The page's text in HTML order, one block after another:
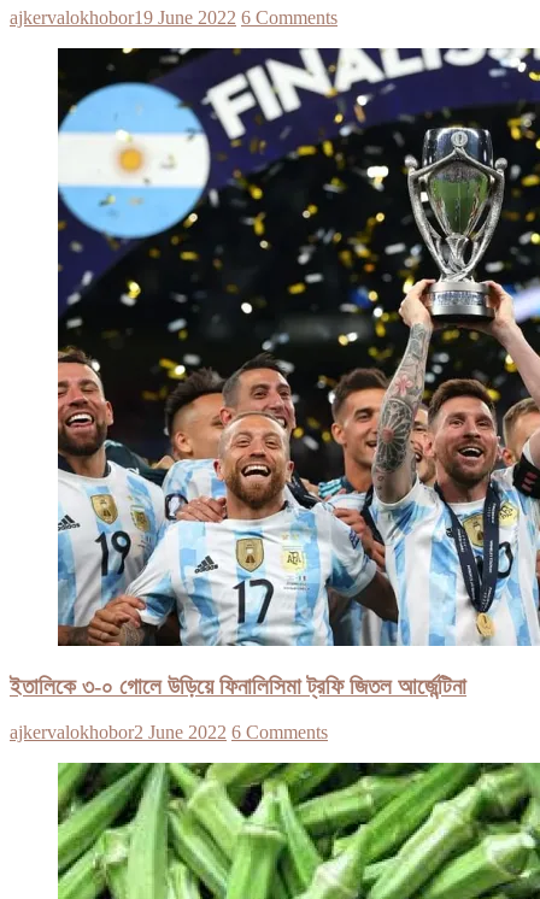
ajkervalokhobor19 June 2022 6 Comments
ইতালিকে ৩-০ গোলে উড়িয়ে ফিনালিসিমা ট্রফি জিতল আর্জেন্টিনা
ajkervalokhobor2 June 2022 6 Comments